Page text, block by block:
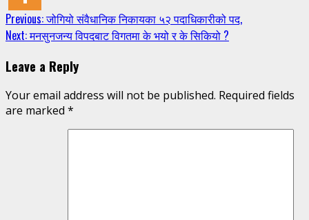
Continue
Reading
Previous:जोगियो संवैधानिक निकायका ५२ पदाधिकारीको पद,
Next:मनसुनजन्य विपदबाट विगतमा के भयो र के सिकियो ?
Leave a Reply
Your email address will not be published. Required fields
are marked *